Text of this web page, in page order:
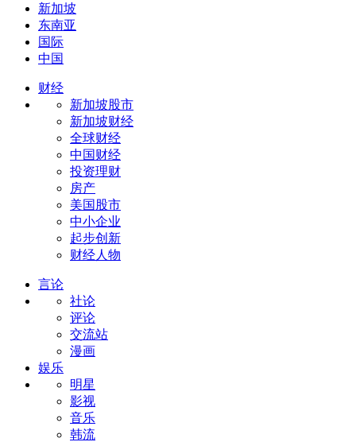
新加坡
东南亚
国际
中国
财经
新加坡股市
新加坡财经
全球财经
中国财经
投资理财
房产
美国股市
中小企业
起步创新
财经人物
言论
社论
评论
交流站
漫画
娱乐
明星
影视
音乐
韩流